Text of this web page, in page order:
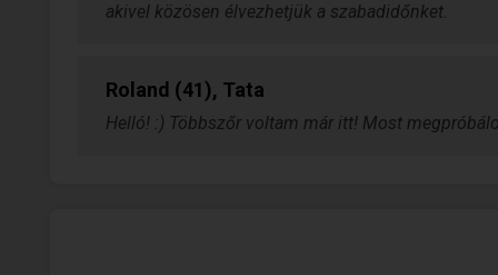
akivel közösen élvezhetjük a szabadidőnket.
Roland (41), Tata
Helló! :) Többszőr voltam már itt! Most